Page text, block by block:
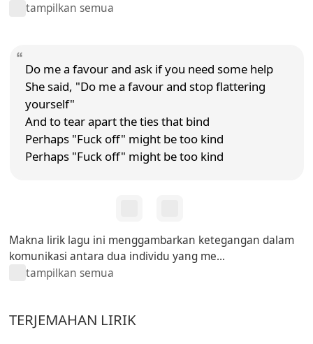
tampilkan semua
Do me a favour and ask if you need some help
She said, "Do me a favour and stop flattering
yourself"
And to tear apart the ties that bind
Perhaps "Fuck off" might be too kind
Perhaps "Fuck off" might be too kind
Makna lirik lagu ini menggambarkan ketegangan dalam
komunikasi antara dua individu yang me...
tampilkan semua
TERJEMAHAN LIRIK